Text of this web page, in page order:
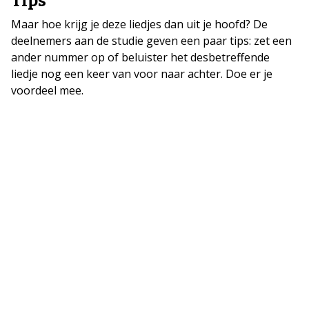
Maar hoe krijg je deze liedjes dan uit je hoofd? De
deelnemers aan de studie geven een paar tips: zet een
ander nummer op of beluister het desbetreffende
liedje nog een keer van voor naar achter. Doe er je
voordeel mee.